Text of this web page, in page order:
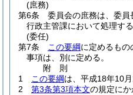
(庶務)
第6条
委員会の庶務は、委
行政主管課において処理する
(委任)
第7条
この要綱に定めるもの
事項は、別に定める。
附 則
1
この要綱は、平成18年10
2
第3条第3項本文の規定に